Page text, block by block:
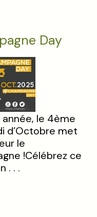
Day
année, le 4ème
d’Octobre met
le
!Célébrez ce
. . .